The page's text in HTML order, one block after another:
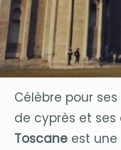
Célèbre pour
de cyprès et
Toscane est une